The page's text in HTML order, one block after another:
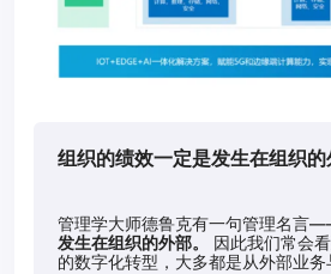
组织的绩效一定是发生在组织的
管理学大师德鲁克有一句管理名言
发生在组织的外部。
因此我们常会
的数字化转型，大多都是从外部业务